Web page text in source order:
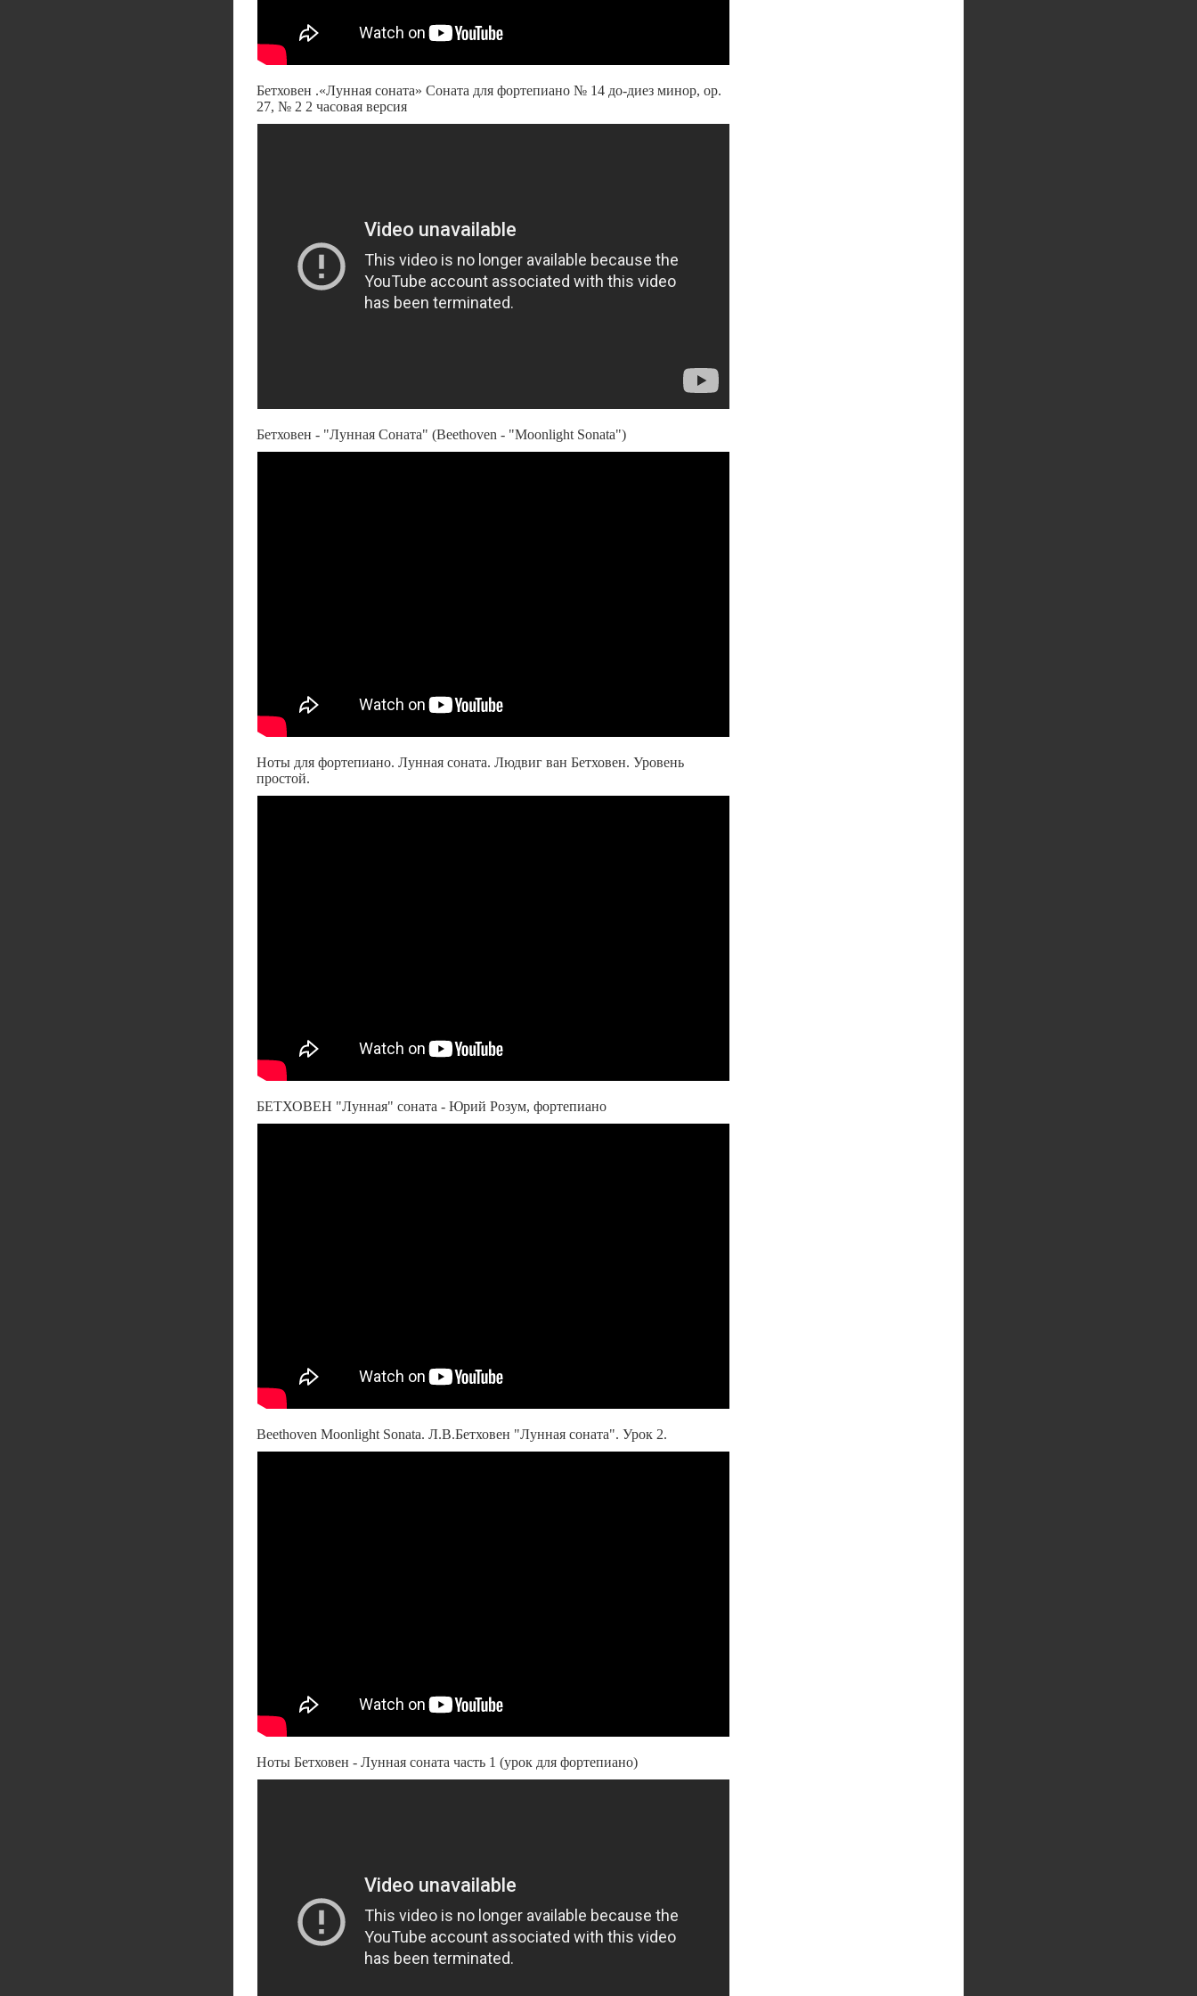
Бетховен .«Лунная соната» Соната для фортепиано № 14 до-диез минор, ор.
27, № 2 2 часовая версия
Бетховен - "Лунная Соната" (Beethoven - "Moonlight Sonata")
Ноты для фортепиано. Лунная соната. Людвиг ван Бетховен. Уровень
простой.
БЕТХОВЕН "Лунная" соната - Юрий Розум, фортепиано
Beethoven Moonlight Sonata. Л.В.Бетховен "Лунная соната". Урок 2.
Ноты Бетховен - Лунная соната часть 1 (урок для фортепиано)